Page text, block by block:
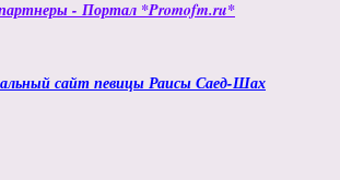
- Портал *Promofm.ru*
сайт певицы Раисы Саед-Шах